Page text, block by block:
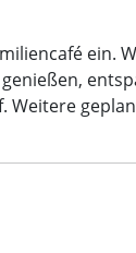
ein.
Weitere